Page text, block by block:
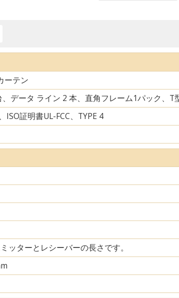
ーテン
データ ライン 2 本、直角フレーム1パック、T
ISO証明書UL-FCC、TYPE 4
ッターとレシーバーの長さです。